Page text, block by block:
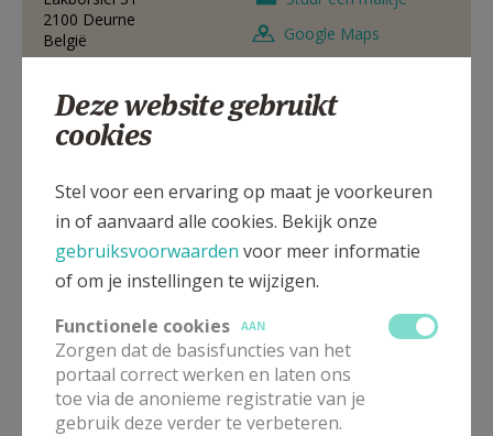
AANMELDEN OF REGISTREREN
2100 Deurne
België
Google Maps
Lakborslei 31, 2100 Deurne
Deze website gebruikt
cookies
Stel voor een ervaring op maat je voorkeuren
in of aanvaard alle cookies. Bekijk onze
gebruiksvoorwaarden voor meer informatie
of om je instellingen te wijzigen.
Functionele cookies
AAN
Zorgen dat de basisfuncties van het
portaal correct werken en laten ons
toe via de anonieme registratie van je
gebruik deze verder te verbeteren.